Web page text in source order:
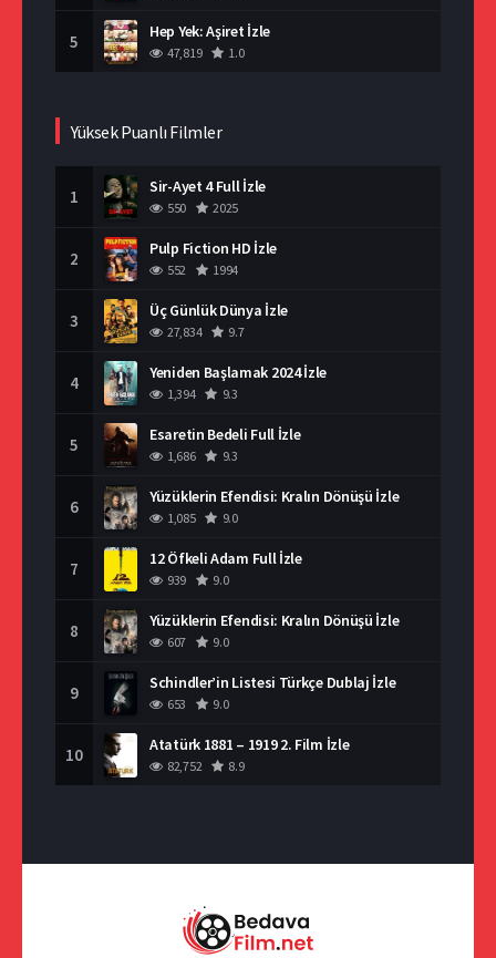
5 Hep Yek: Aşiret İzle
47,819 1.0
Yüksek Puanlı Filmler
1 Sir-Ayet 4 Full İzle
550 2025
2 Pulp Fiction HD İzle
552 1994
3 Üç Günlük Dünya İzle
27,834 9.7
4 Yeniden Başlamak 2024 İzle
1,394 9.3
5 Esaretin Bedeli Full İzle
1,686 9.3
6 Yüzüklerin Efendisi: Kralın Dönüşü İzle
1,085 9.0
7 12 Öfkeli Adam Full İzle
939 9.0
8 Yüzüklerin Efendisi: Kralın Dönüşü İzle
607 9.0
9 Schindler’in Listesi Türkçe Dublaj İzle
653 9.0
10 Atatürk 1881 – 1919 2. Film İzle
82,752 8.9